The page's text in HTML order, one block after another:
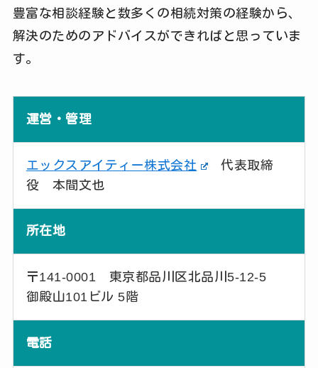
豊富な相談経験と数多くの相続対策の経験から、
解決のためのアドバイスができればと思っていま
す。
運営・管理
エックスアイティー株式会社
代表取締
役 本間文也
所在地
〒141-0001 東京都品川区北品川5-12-5
御殿山101ビル 5階
電話